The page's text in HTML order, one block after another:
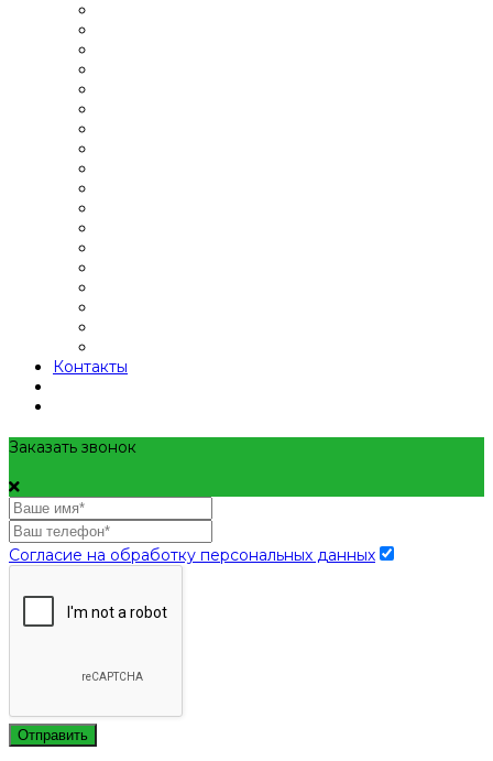
Контакты
Заказать звонок
Согласие на обработку персональных данных
Отправить